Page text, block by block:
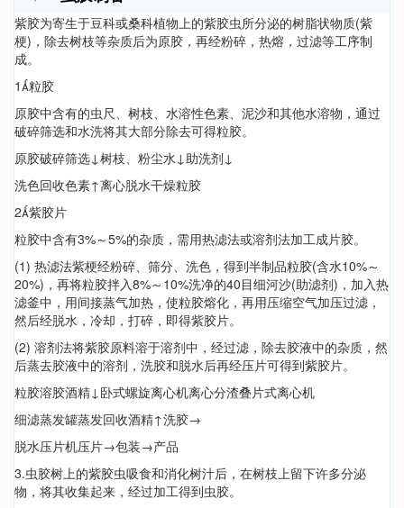
紫胶为寄生于豆科或桑科植物上的紫胶虫所分泌的树脂状物质(紫
梗)，除去树枝等杂质后为原胶，再经粉碎，热熔，过滤等工序制
成。
1粒胶
原胶中含有的虫尺、树枝、水溶性色素、泥沙和其他水溶物，通过
破碎筛选和水洗将其大部分除去可得粒胶。
原胶破碎筛选↓树枝、粉尘水↓助洗剂↓
洗色回收色素↑离心脱水干燥粒胶
2紫胶片
粒胶中含有3%～5%的杂质，需用热滤法或溶剂法加工成片胶。
(1) 热滤法紫梗经粉碎、筛分、洗色，得到半制品粒胶(含水10%～
20%)，再将粒胶拌入8%～10%洗净的40目细河沙(助滤剂)，加入热
滤釜中，用间接蒸气加热，使粒胶熔化，再用压缩空气加压过滤，
然后经脱水，冷却，打碎，即得紫胶片。
(2) 溶剂法将紫胶原料溶于溶剂中，经过滤，除去胶液中的杂质，然
后蒸去胶液中的溶剂，洗胶和脱水后再经压片可得到紫胶片。
粒胶溶胶酒精↓卧式螺旋离心机离心分渣叠片式离心机
细滤蒸发罐蒸发回收酒精↑洗胶→
脱水压片机压片→包装→产品
3.虫胶树上的紫胶虫吸食和消化树汁后，在树枝上留下许多分泌
物，将其收集起来，经过加工得到虫胶。